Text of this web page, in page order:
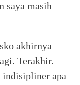
saya masih
akhirnya
Terakhir.
indisipliner apa